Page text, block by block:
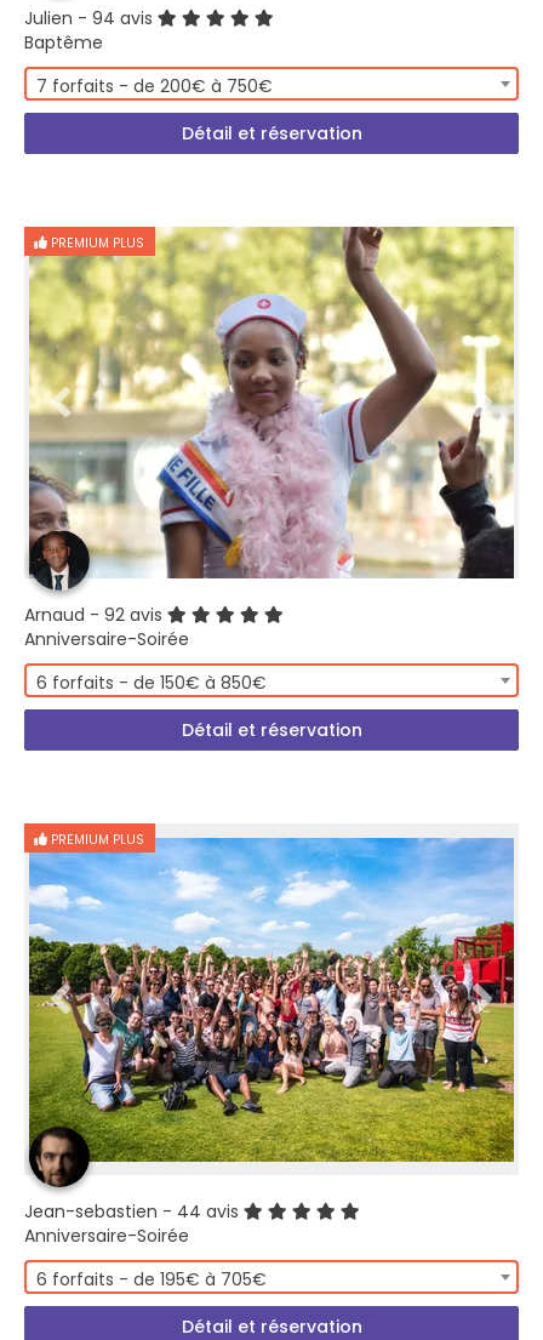
Julien - 94 avis
Baptême
7 forfaits - de 200€ à 750€
Détail et réservation
PREMIUM PLUS
Arnaud - 92 avis
Anniversaire-Soirée
6 forfaits - de 150€ à 850€
Détail et réservation
PREMIUM PLUS
Jean-sebastien - 44 avis
Anniversaire-Soirée
6 forfaits - de 195€ à 705€
Détail et réservation